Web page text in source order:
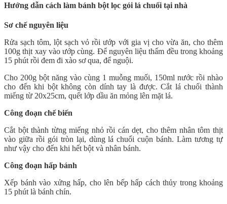
Hướng dẫn cách làm bánh bột lọc gói lá chuối tại nhà
Sơ chế nguyên liệu
Rửa sạch tôm, lột sạch vỏ rồi ướp với gia vị cho vừa ăn, cho thêm
100g thịt xay vào ướp cùng. Để nguyên liệu thấm đều trong khoảng
15 phút rồi đem đi xào sơ qua, để nguội.
Cho 200g bột năng vào cùng 1 muỗng muối, 150ml nước rồi nhào
cho đến khi bột không còn dính tay là được. Cắt lá chuối thành
miếng từ 20x25cm, quết lớp dầu ăn mỏng lên mặt lá.
Công đoạn chế biến
Cắt bột thành từng miếng nhỏ rồi cán dẹt, cho thêm nhân tôm thịt
vào giữa rồi gói tròn lại, dùng lá chuối cuộn bánh. Làm tương tự
như vậy cho đến khi hết bột và nhân bánh.
Công đoạn hấp bánh
Xếp bánh vào xửng hấp, cho lên bếp hấp cách thủy trong khoảng
15 phút là bánh chín.